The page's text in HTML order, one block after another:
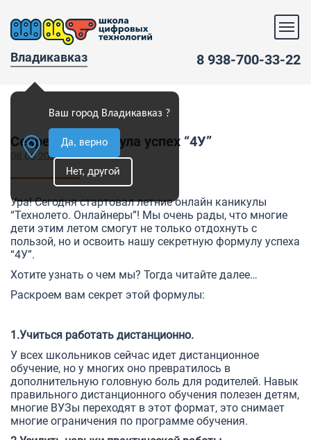
Владикавказ
Ваш город Владикавказ ?
Да, верно
Нет, другой
8 938-700-33-22
Секретная формула успех “4У”
08.06.2020
Ура! Сегодня стартовал летние онлайн каникулы
“Технолето. Онлайнеры”! Мы очень рады, что многие
дети этим летом смогут не только отдохнуть с
пользой, но и освоить нашу секретную формулу успеха
“4У”.
Хотите узнать о чем мы? Тогда читайте далее…
Раскроем вам секрет этой формулы:
1.Учиться работать дистанционно.
У всех школьников сейчас идет дистанционное
обучение, но у многих оно превратилось в
дополнительную головную боль для родителей. Навык
правильного дистанционного обучения полезен детям,
многие ВУЗы переходят в этот формат, это снимает
многие ограничения по программе обучения.